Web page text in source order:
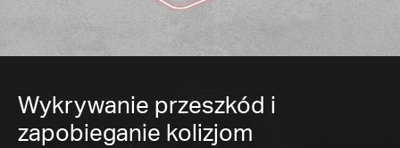
Wykrywanie przeszkód i
zapobieganie kolizjom